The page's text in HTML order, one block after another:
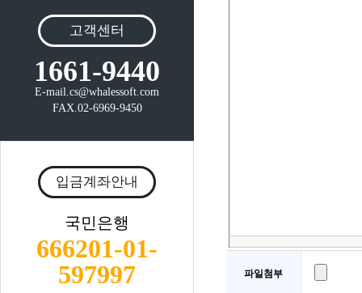
고객센터
1661-9440
E-mail.cs@whalessoft.com
FAX.02-6969-9450
입금계좌안내
국민은행
666201-01-
597997
파일첨부